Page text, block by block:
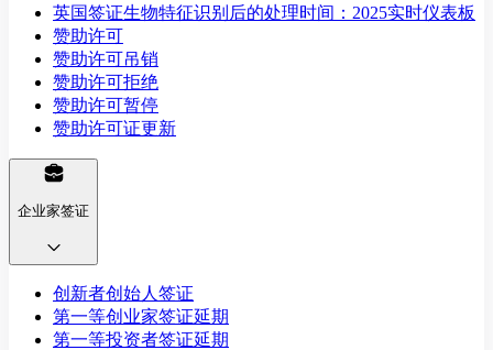
英国签证生物特征识别后的处理时间：2025实时仪表板
赞助许可
赞助许可吊销
赞助许可拒绝
赞助许可暂停
赞助许可证更新
企业家签证
创新者创始人签证
第一等创业家签证延期
第一等投资者签证延期